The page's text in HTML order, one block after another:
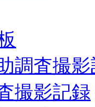
調査撮
撮影記録